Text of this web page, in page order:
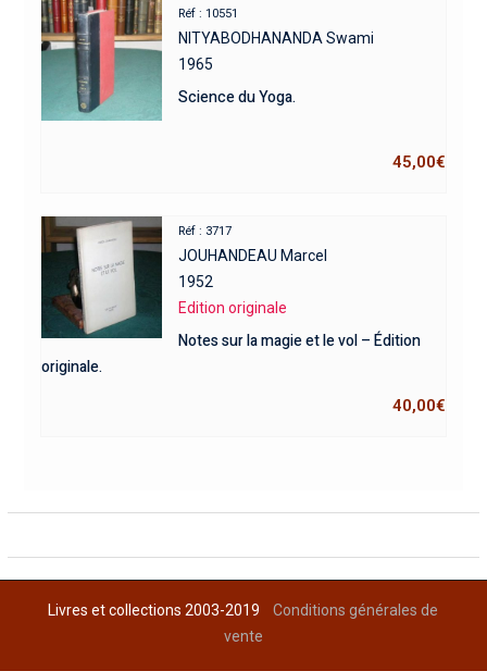
Réf : 10551
NITYABODHANANDA Swami
1965
Science du Yoga.
45,00€
Réf : 3717
JOUHANDEAU Marcel
1952
Edition originale
Notes sur la magie et le vol – Édition
originale.
40,00€
Livres et collections 2003-2019Conditions générales de
vente